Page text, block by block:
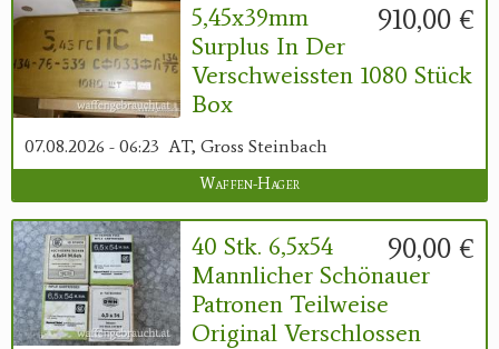
910,00 €
5,45x39mm
Surplus In Der
Verschweissten 1080 Stück
Box
07.08.2026 - 06:23 AT, Gross Steinbach
Waffen-Hager
90,00 €
40 Stk. 6,5x54
Mannlicher Schönauer
Patronen Teilweise
Original Verschlossen